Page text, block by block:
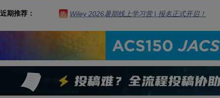
近期推荐： 热 Wiley 2026暑期线上学习营 | 报名正式开启！